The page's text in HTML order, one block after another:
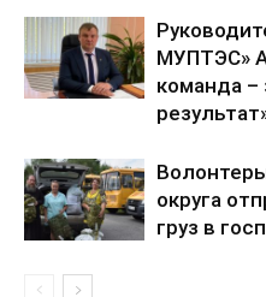
МУПТЭС»
команда –
округа
груз в